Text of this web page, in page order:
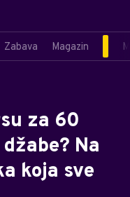
Zabava Magazin
za 60
Na
koja sve